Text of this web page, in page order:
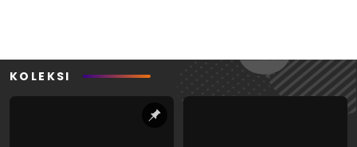
KOLEKSI